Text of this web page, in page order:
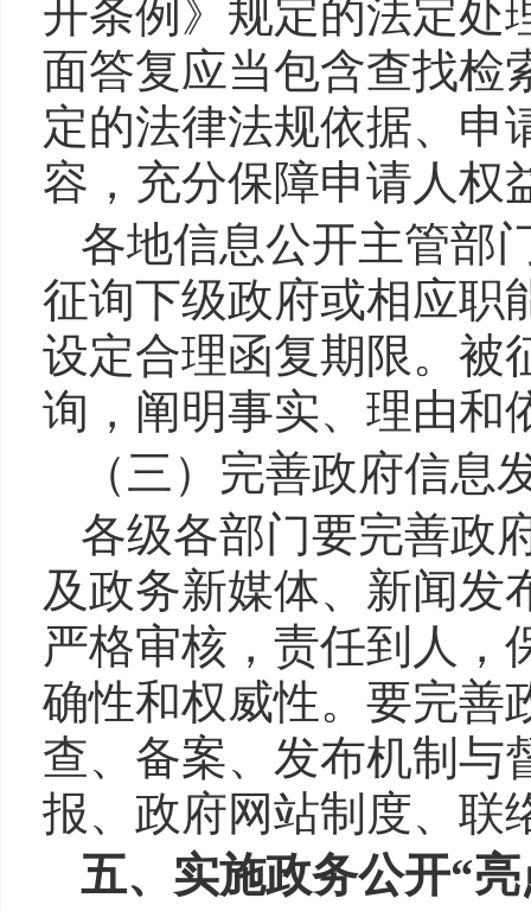
开条例》规定的法定处
面答复应当包含查找检
定的法律法规依据、申
容，充分保障申请人权
各地信息公开主管部
征询下级政府或相应职
设定合理函复期限。被
询，阐明事实、理由和
（三）完善政府信息
各级各部门要完善政
及政务新媒体、新闻发
严格审核，责任到人，
确性和权威性。要完善
查、备案、发布机制与
报、政府网站制度、联
五、实施政务公开“